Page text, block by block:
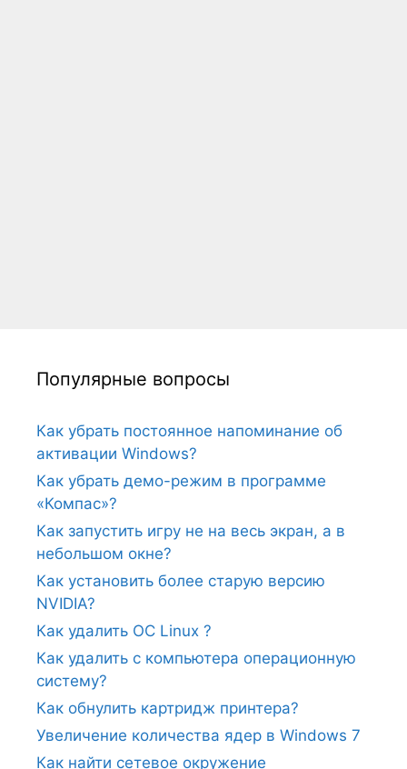
Популярные вопросы
Как убрать постоянное напоминание об
активации Windows?
Как убрать демо-режим в программе
«Компас»?
Как запустить игру не на весь экран, а в
небольшом окне?
Как установить более старую версию
NVIDIA?
Как удалить ОС Linux ?
Как удалить с компьютера операционную
систему?
Как обнулить картридж принтера?
Увеличение количества ядер в Windows 7
Как найти сетевое окружение